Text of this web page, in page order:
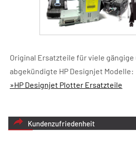
Original Ersatzteile für viele
abgekündigte HP Designjet Modelle:
»HP Designjet Plotter Ersatzteile
Kundenzufriedenheit